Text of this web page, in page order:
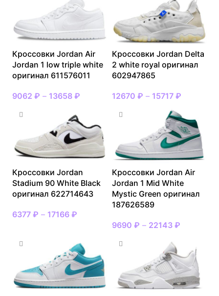
Кроссовки Jordan Air
Jordan 1 low triple white
оригинал 611576011
9062 ₽ – 13658 ₽
Кроссовки Jordan Delta
2 white royal оригинал
602947865
12670 ₽ – 15717 ₽
Кроссовки Jordan
Stadium 90 White Black
оригинал 622714643
6377 ₽ – 17166 ₽
Кроссовки Jordan Air
Jordan 1 Mid White
Mystic Green оригинал
187626589
9690 ₽ – 22143 ₽